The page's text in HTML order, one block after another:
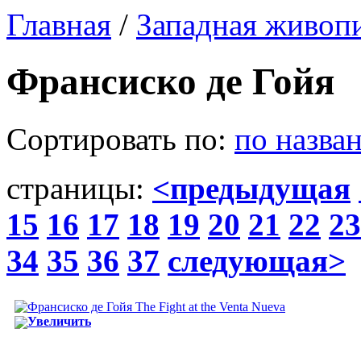
Главная / Западная
Франсиско де Гойя
Сортировать по: по
страницы: <предыдущая
15 16 17 18 19 20 21 22 23
34 35 36 37 следующая>
Увеличить